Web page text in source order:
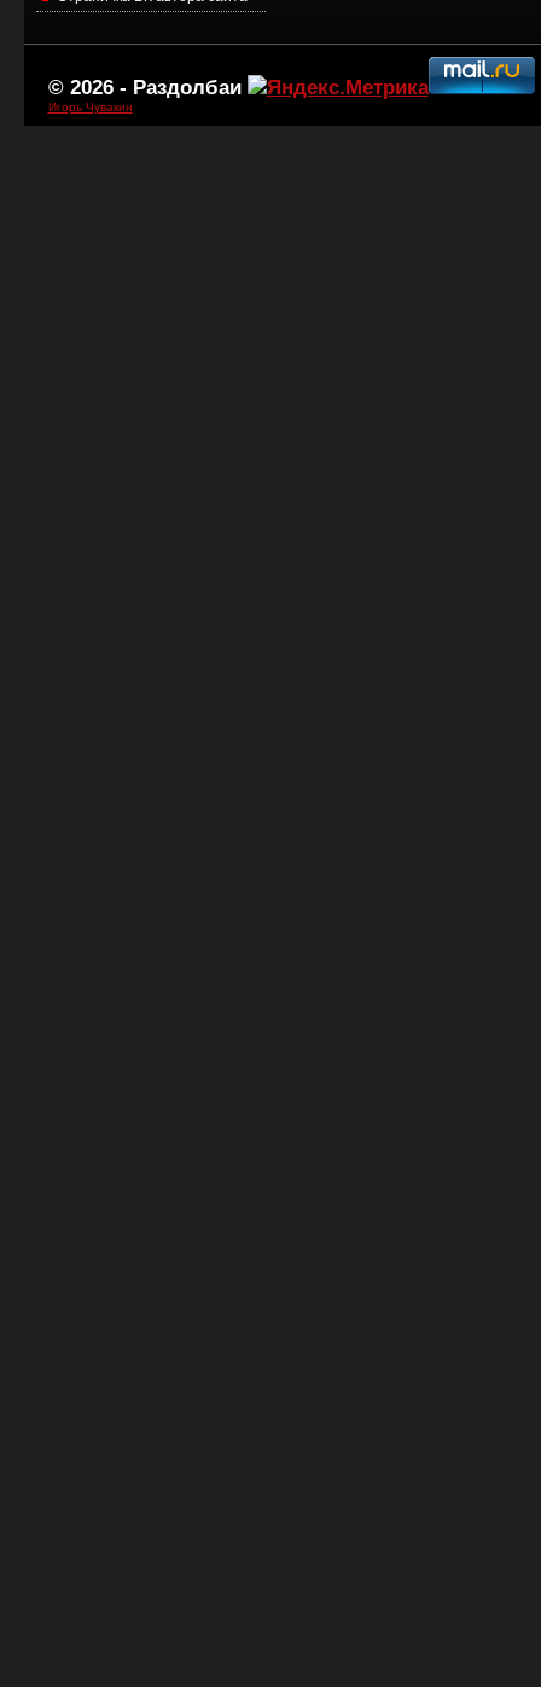
© 2026 - Раздолбаи
Игорь Чувакин